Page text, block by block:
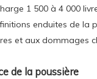
1 500 à 4 000
enduites de la
et aux dommages
de la poussière